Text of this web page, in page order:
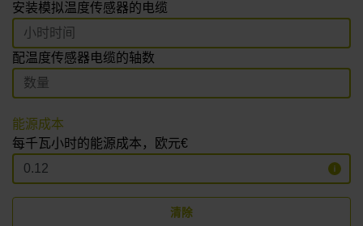
安装模拟温度传感器的电缆
配温度传感器电缆的轴数
能源成本
每千瓦小时的能源成本，欧元€
清除